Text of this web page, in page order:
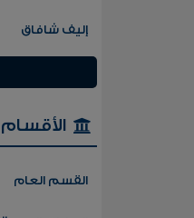
إليف شافاق
الأقسام
القسم العام